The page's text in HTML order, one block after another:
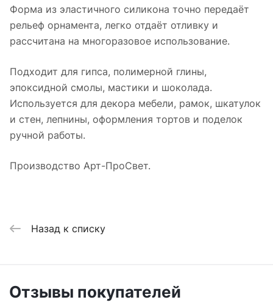
Форма из эластичного силикона точно передаёт
рельеф орнамента, легко отдаёт отливку и
рассчитана на многоразовое использование.
Подходит для гипса, полимерной глины,
эпоксидной смолы, мастики и шоколада.
Используется для декора мебели, рамок, шкатулок
и стен, лепнины, оформления тортов и поделок
ручной работы.
Производство Арт-ПроСвет.
Назад к списку
Отзывы покупателей